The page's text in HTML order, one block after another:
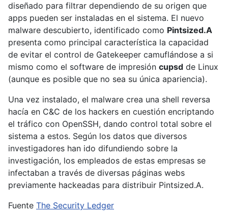
diseñado para filtrar dependiendo de su origen que
apps pueden ser instaladas en el sistema. El nuevo
malware descubierto, identificado como Pintsized.A
presenta como principal característica la capacidad
de evitar el control de Gatekeeper camuflándose a si
mismo como el software de impresión cupsd de Linux
(aunque es posible que no sea su única apariencia).
Una vez instalado, el malware crea una shell reversa
hacía en C&C de los hackers en cuestión encriptando
el tráfico con OpenSSH, dando control total sobre el
sistema a estos. Según los datos que diversos
investigadores han ido difundiendo sobre la
investigación, los empleados de estas empresas se
infectaban a través de diversas páginas webs
previamente hackeadas para distribuir Pintsized.A.
Fuente The Security Ledger